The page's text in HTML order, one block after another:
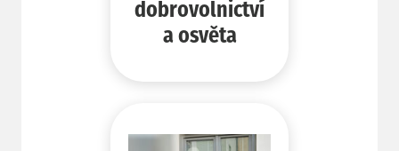
dobrovolnictví
a osvěta